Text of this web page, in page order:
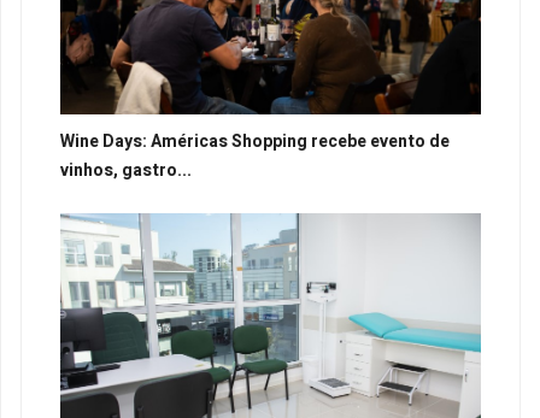
Wine Days: Américas Shopping recebe evento de
vinhos, gastro...